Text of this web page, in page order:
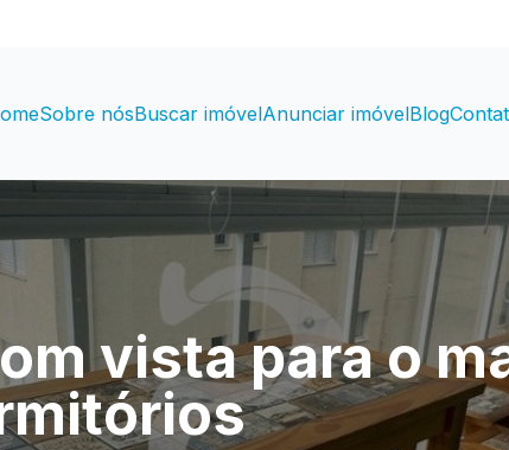
Sobre nósBuscar imóvelAnunciar imóvelBlog
vista para o